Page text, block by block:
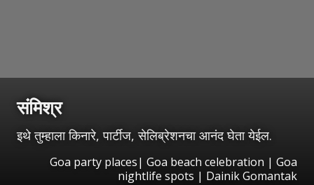
संमिश्र
इथे तुम्हाला किनारे, पार्टीज, सेलिब्रेशनचा आनंद घेता येईल.
Goa party places| Goa beach celebration | Goa
nightlife spots | Dainik Gomantak